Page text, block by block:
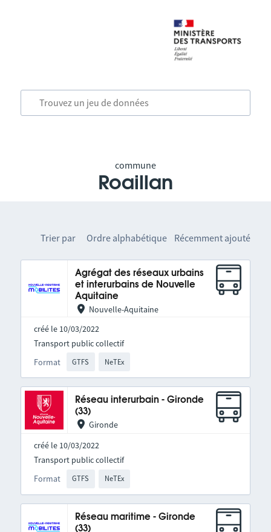
commune
Roaillan
Trier par Ordre alphabétique Récemment ajouté
Agrégat des réseaux urbains
et interurbains de Nouvelle
Aquitaine
Nouvelle-Aquitaine
créé le 10/03/2022
Format GTFS NeTEx
Transport public collectif
Réseau interurbain - Gironde
(33)
Gironde
créé le 10/03/2022
Format GTFS NeTEx
Transport public collectif
Réseau maritime - Gironde
(33)